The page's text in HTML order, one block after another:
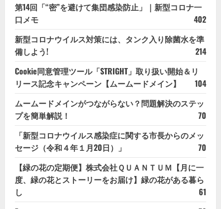
第14回「“密”を避けて集団感染防止」｜新型コロナ一
口メモ
402
新型コロナウイルス対策には、タンク入り除菌水を準
備しよう!
214
Cookie同意管理ツール「STRIGHT」取り扱い開始＆リ
リース記念キャンペーン【ムームードメイン】
104
ムームードメインがつながらない？問題解決のステッ
プを簡単解説！
70
「新型コロナウイルス感染症に関する市長からのメッ
セージ（令和４年１月20日）」
70
【緑の花の定期便】株式会社ＱＵＡＮＴＵＭ【月に一
度、緑の花とストーリーをお届け】緑の花がある暮ら
し
61